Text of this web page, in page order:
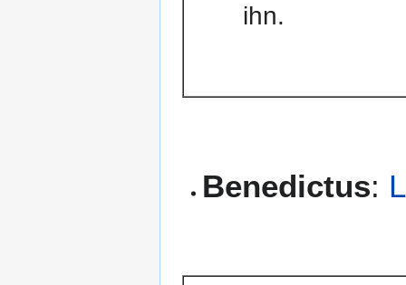
ihn.
Benedictus: